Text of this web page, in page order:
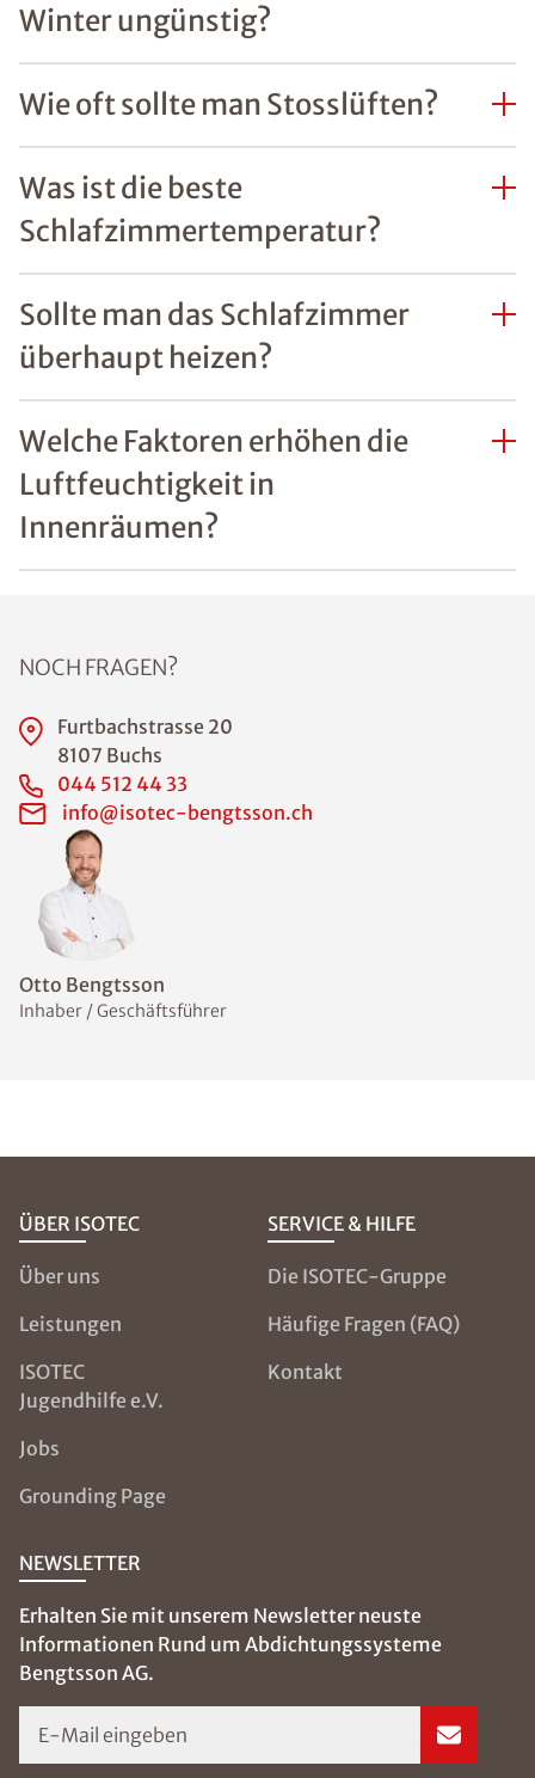
Winter ungünstig?
Wie oft sollte man Stosslüften?
Was ist die beste
Schlafzimmertemperatur?
Sollte man das Schlafzimmer
überhaupt heizen?
Welche Faktoren erhöhen die
Luftfeuchtigkeit in
Innenräumen?
Otto Bengtsson
Inhaber / Geschäftsführer
NOCH FRAGEN?
Furtbachstrasse 20
8107 Buchs
044 512 44 33
info@isotec-bengtsson.ch
ÜBER ISOTEC
Über uns
Leistungen
ISOTEC
Jugendhilfe e.V.
Jobs
Grounding Page
SERVICE & HILFE
Die ISOTEC-Gruppe
Häufige Fragen (FAQ)
Kontakt
NEWSLETTER
Erhalten Sie mit unserem Newsletter neuste
Informationen Rund um Abdichtungssysteme
Bengtsson AG.
E-Mail eingeben